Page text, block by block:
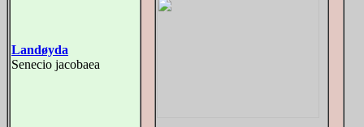
Landøyda
Senecio jacobaea